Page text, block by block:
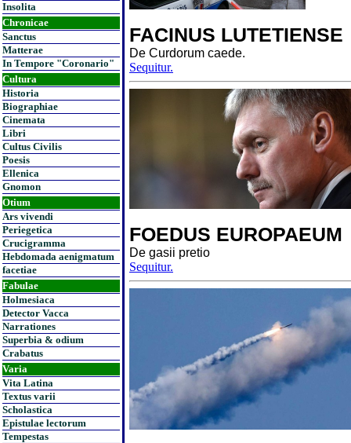
Insolita
Chronicae
Sanctus
Matterae
In Tempore "Coronario"
Cultura
Historia
Biographiae
Cinemata
Libri
Cultus Civilis
Poesis
Ellenica
Gnomon
Otium
Ars vivendi
Periegetica
Crucigramma
Hebdomada aenigmatum
facetiae
Fabulae
Holmesiaca
Detector Vacca
Narrationes
Superbia & odium
Crabatus
Varia
Vita Latina
Textus varii
Scholastica
Epistulae lectorum
Tempestas
FACINUS LUTETIENSE
De Curdorum caede.
Sequitur.
FOEDUS EUROPAEUM
De gasii pretio
Sequitur.